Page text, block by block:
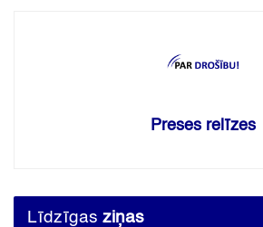
Preses relīzes
Līdzīgas ziņas